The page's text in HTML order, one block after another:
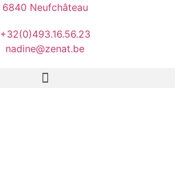
6840 Neufchâteau
+32(0)493.16.56.23
nadine@zenat.be